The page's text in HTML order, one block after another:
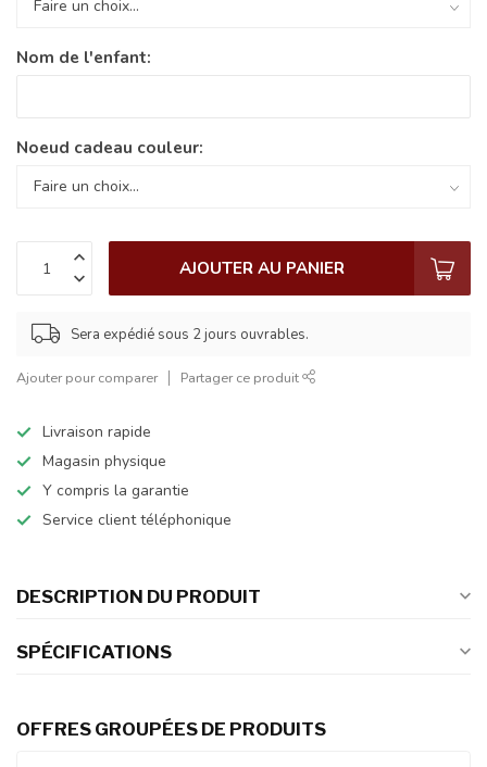
Nom de l'enfant:
Noeud cadeau couleur:
AJOUTER AU PANIER
Sera expédié sous 2 jours ouvrables.
Ajouter pour comparer Partager ce produit
Livraison rapide
Magasin physique
Y compris la garantie
Service client téléphonique
DESCRIPTION DU PRODUIT
SPÉCIFICATIONS
OFFRES GROUPÉES DE PRODUITS